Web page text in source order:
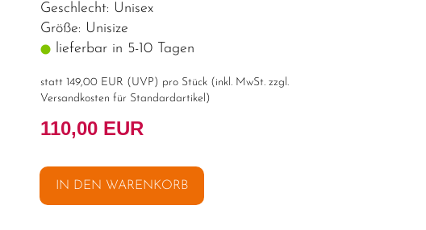
Geschlecht: Unisex
Größe: Unisize
lieferbar in 5-10 Tagen
statt149,00 EUR ( UVP ) pro Stück (inkl. MwSt. zzgl.
Versandkosten für Standardartikel )
110,00 EUR
IN DEN WARENKORB